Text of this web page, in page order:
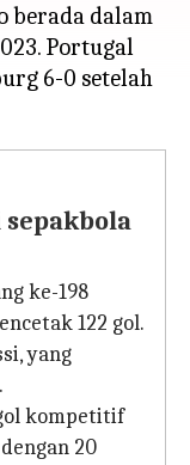
berada dalam
Portugal
6-0 setelah
ke-198
122 gol.
yang
kompetitif
20